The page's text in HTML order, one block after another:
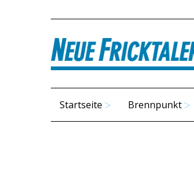
Startseite Brennpunkt